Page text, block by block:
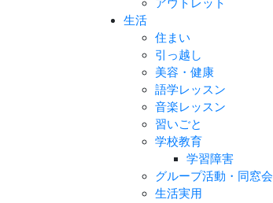
アウトレット
生活
住まい
引っ越し
美容・健康
語学レッスン
音楽レッスン
習いごと
学校教育
学習障害
グループ活動・同窓会
生活実用